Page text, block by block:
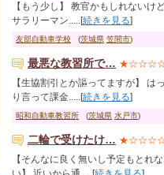
【もう少し】 教官かもしれないけ
サラリーマン.....[続きを見る]
友部自動車学校 (茨城県 笠間市)
最悪な教習所で…
【生協割引とか謳ってますが】 は
り言って課金.....[続きを見る]
昭和自動車教習所 (茨城県 水戸市)
二輪で受けたけ…
【そんなに良く無いし予定もとれな